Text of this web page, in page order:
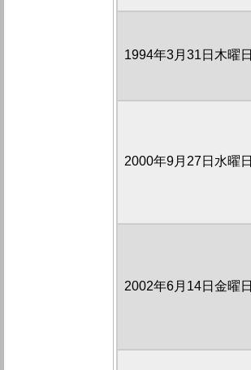
1994年3月31日木曜日
2000年9月27日水曜日
2002年6月14日金曜日